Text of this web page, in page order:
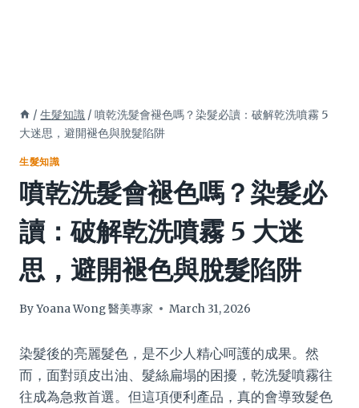
/ 生髮知識 / 噴乾洗髮會褪色嗎？染髮必讀：破解乾洗噴霧 5
大迷思，避開褪色與脫髮陷阱
生髮知識
噴乾洗髮會褪色嗎？染髮必
讀：破解乾洗噴霧 5 大迷
思，避開褪色與脫髮陷阱
ByYoana Wong 醫美專家 March 31, 2026
染髮後的亮麗髮色，是不少人精心呵護的成果。然
而，面對頭皮出油、髮絲扁塌的困擾，乾洗髮噴霧往
往成為急救首選。但這項便利產品，真的會導致髮色